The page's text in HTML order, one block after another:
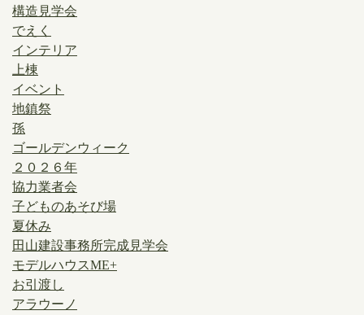
構造見学会
でえく
インテリア
上棟
イベント
地鎮祭
孫
ゴールデンウィーク
２０２６年
協力業者会
子どものあそび場
夏休み
田山建設事務所完成見学会
モデルハウスME+
お引渡し
アラウーノ